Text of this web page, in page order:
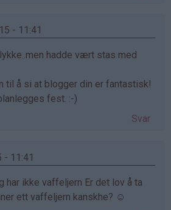
- 11:41
hadde vært stas med
til å si at blogger din er fantastisk!
fest. :-)
Svar
- 11:41
har ikke vaffeljern Er det lov å ta
ett vaffeljern kanskhe? ☺